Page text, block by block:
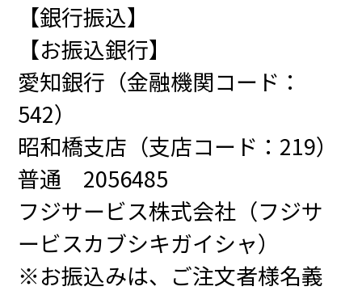
【銀行振込】
【お振込銀行】
愛知銀行（金融機関コード：
542）
昭和橋支店（支店コード：219）
普通 2056485
フジサービス株式会社（フジサ
ービスカブシキガイシャ）
※お振込みは、ご注文者様名義